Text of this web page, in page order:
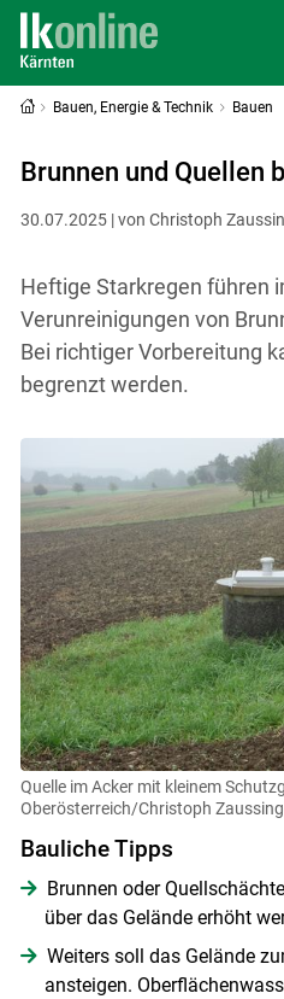
Bauen, Energie & Technik Bauen
Brunnen und Quellen
30.07.2025 | von Christoph
Heftige Starkregen führen
Verunreinigungen von
Bei richtiger Vorbereitung
begrenzt werden.
Quelle im Acker mit kleinem
Oberösterreich/Christoph
Bauliche Tipps
Brunnen oder
über das Gelände erhöht
Weiters soll das Gelände
ansteigen.